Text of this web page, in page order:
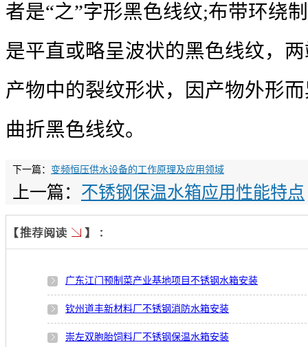
者是“之”字形黑色线纹;布带环绕
是平直或略呈波状的黑色线纹，
产物中的裂纹形状，因产物外形
曲折黑色线纹。
下一篇： 变频恒压供水设备的工作原理及应用领域
上一篇： 不锈钢保温水箱应用性能特点
广东江门预制菜产业基地项目不锈钢水箱安装
钦州道丰新材料厂不锈钢消防水箱安装
崇左双胞胎饲料厂不锈钢保温水箱安装